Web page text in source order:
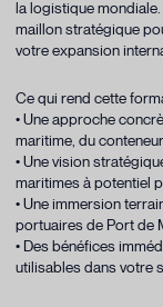
la logistique
maillon stratégique
votre expansion
Ce qui rend cette
• Une approche
maritime, du
• Une vision
maritimes à potentiel
• Une immersion
portuaires de Port de
• Des bénéfices
utilisables dans votre